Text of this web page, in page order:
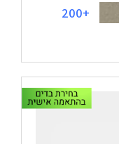
+200